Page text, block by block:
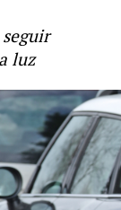
luz
David